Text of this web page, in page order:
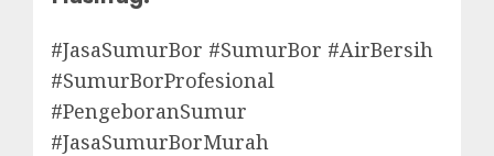
#JasaSumurBor #SumurBor #AirBersih
#SumurBorProfesional
#PengeboranSumur
#JasaSumurBorMurah